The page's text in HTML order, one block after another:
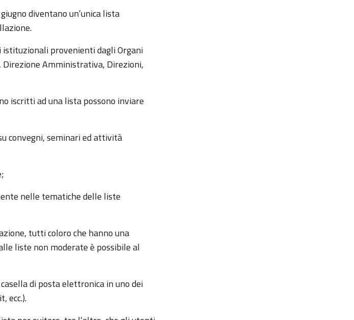
diventano un’unica lista
provenienti dagli Organi
Amministrativa, Direzioni,
iscritti ad una lista possono inviare
convegni, seminari ed attività
nelle tematiche delle liste
tutti coloro che hanno una
liste non moderate è possibile al
di posta elettronica in uno dei
ecc.).